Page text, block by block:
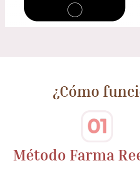
¿Cómo
Método Farma